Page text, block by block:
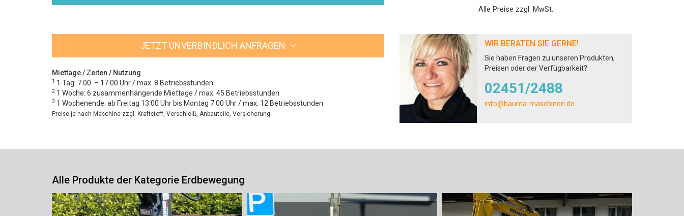
Alle Preise zzgl. MwSt.
JETZT UNVERBINDLICH ANFRAGEN
Miettage / Zeiten / Nutzung
1 1 Tag: 7.00. – 17.00 Uhr / max. 8 Betriebsstunden
2 1 Woche: 6 zusammenhängende Miettage / max. 45 Betriebsstunden
3 1 Wochenende: ab Freitag 13.00 Uhr bis Montag 7.00 Uhr / max. 12 Betriebsstunden
Preise je nach Maschine zzgl. Kraftstoff, Verschleiß, Anbauteile, Versicherung
WIR BERATEN SIE GERNE!
Sie haben Fragen zu unseren Produkten,
Preisen oder der Verfügbarkeit?
02451/2488
info@bauma-maschinen.de
Alle Produkte der Kategorie Erdbewegung